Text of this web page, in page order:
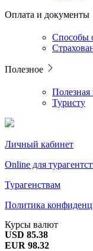
Оплата и документы
Способы
Полезное
Туристу
Личный кабинет
Online для
Турагенствам
Политика
Курсы валют
USD 85.38
EUR 98.32